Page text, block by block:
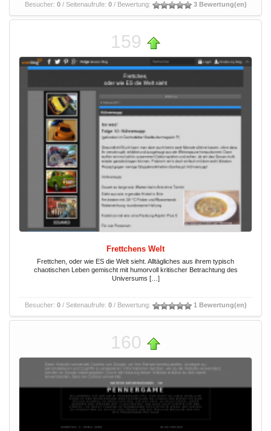
Besucher: 0/ Seitenaufrufe: 0/ Bewertung: 3 Bewertung(en)
159
Frettchens Welt
Frettchen, oder wie ES die Welt sieht. Alltägliches aus ihrem typisch
chaotischen Leben gemischt mit humorvoll kritischer Betrachtung des
Universums […]
Besucher: 0/ Seitenaufrufe: 0/ Bewertung: 1 Bewertung(en)
160